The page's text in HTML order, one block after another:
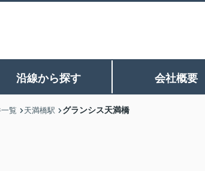
沿線から探す 会社概要
覧 天満橋駅 グランシス天満橋